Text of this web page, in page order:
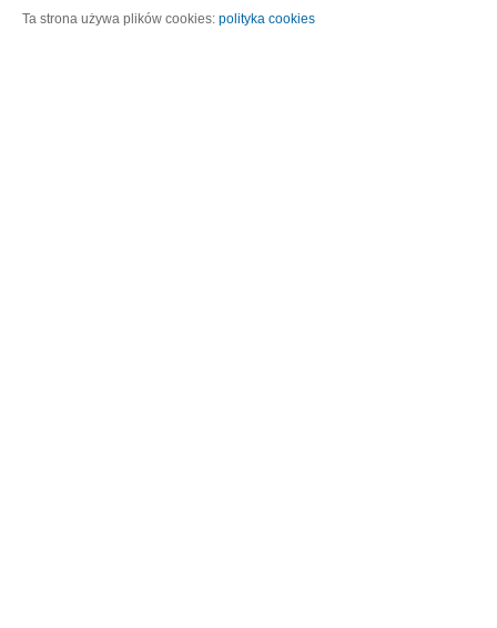
Ta strona używa plików cookies: polityka cookies